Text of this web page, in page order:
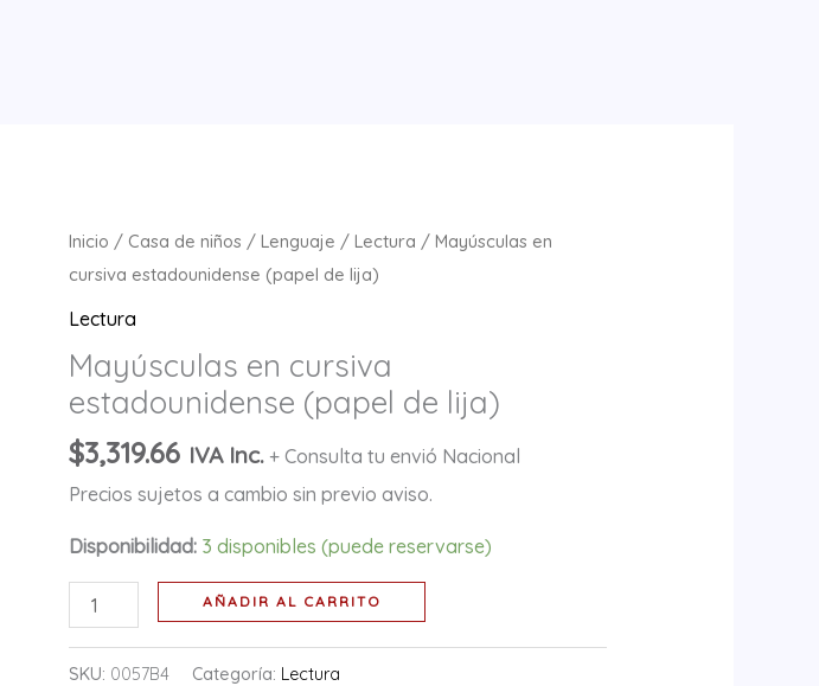
Inicio / Casa de niños /Lenguaje /Lectura / Mayúsculas en
cursiva estadounidense (papel de lija)
Lectura
Mayúsculas en cursiva
estadounidense (papel de lija)
$3,319.66 IVA Inc. + Consulta tu envió Nacional
Precios sujetos a cambio sin previo aviso.
Disponibilidad: 3 disponibles (puede reservarse)
Mayúsculas
en
cursiva
(papel
de
lija)
cantidad
AÑADIR AL CARRITO
SKU: 0057B4 Categoría: Lectura